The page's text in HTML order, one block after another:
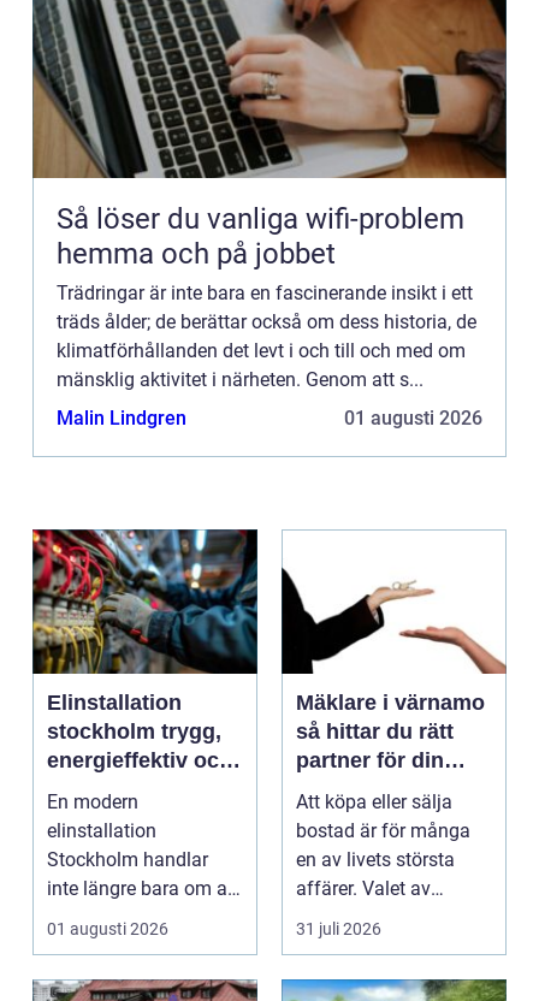
Så löser du vanliga wifi-problem
hemma och på jobbet
Trädringar är inte bara en fascinerande insikt i ett
träds ålder; de berättar också om dess historia, de
klimatförhållanden det levt i och till och med om
mänsklig aktivitet i närheten. Genom att s...
Malin Lindgren
01 augusti 2026
Elinstallation
stockholm trygg,
energieffektiv och
framtidssäker el i
företagslokaler
En modern
elinstallation
Stockholm handlar
inte längre bara om att
få belysning och uttag
01 augusti 2026
Mäklare i värnamo
så hittar du rätt
partner för din
bostadsaffär
Att köpa eller sälja
bostad är för många
en av livets största
affärer. Valet av
mäklare Värnamo
31 juli 2026